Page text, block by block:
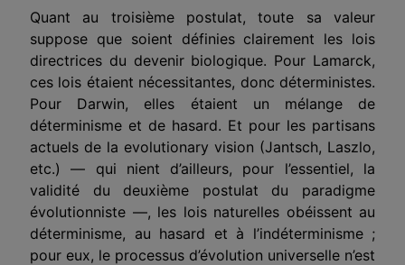
Quant au troisième postulat, toute sa valeur
suppose que soient défi­nies clairement les lois
directrices du devenir biologique. Pour Lamarck,
ces lois étaient nécessitantes, donc déterministes.
Pour Darwin, elles étaient un mélange de
déterminisme et de hasard. Et pour les partisans
actuels de la evolutionary vision (Jantsch, Laszlo,
etc.) — qui nient d’ailleurs, pour l’essentiel, la
validité du deuxième postulat du paradigme
évolutionniste —, les lois naturelles obéissent au
déterminisme, au hasard et à l’indéterminisme ;
pour eux, le processus d’évolution universelle n’est